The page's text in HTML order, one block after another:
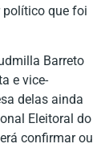
político que foi
Barreto
e vice-
delas ainda
Eleitoral do
confirmar ou